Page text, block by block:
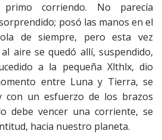
corriendo. No parecía
posó las manos en el
de siempre, pero esta vez
aire se quedó allí, suspendido,
a la pequeña Xlthlx, dio
entre Luna y Tierra, se
con un esfuerzo de los brazos
debe vencer una corriente, se
hacia nuestro planeta.